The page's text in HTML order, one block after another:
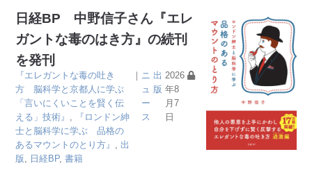
日経BP 中野信子さん『エレ
ガントな毒のはき方』の続刊
を発刊
『エレガントな毒の吐き
方 脳科学と京都人に学ぶ
「言いにくいことを賢く伝
える」技術』
『ロンドン紳
士と脳科学に学ぶ 品格の
あるマウントのとり方』
出
版
日経BP,書籍
｜ ニ
ュ
ー
ス
出
版
2026
年8
月7
日